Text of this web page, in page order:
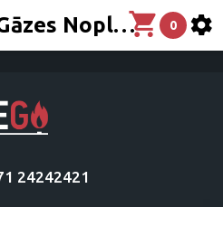
24242421
0
LPG Popāna Gāzes Noplūdes Detektors GAMMA 652 G